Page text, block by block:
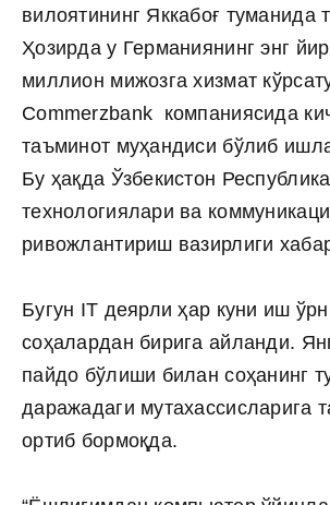
вилоятининг Яккабоғ туманида
Ҳозирда у Германиянинг энг
миллион мижозга хизмат
Commerzbank компаниясида
таъминот муҳандиси бўлиб
Бу ҳақда Ўзбекистон
технологиялари ва
ривожлантириш вазирлиги
Бугун IT деярли ҳар куни иш
соҳалардан бирига айланди.
пайдо бўлиши билан соҳанинг
даражадаги мутахассисларига
ортиб бормоқда.